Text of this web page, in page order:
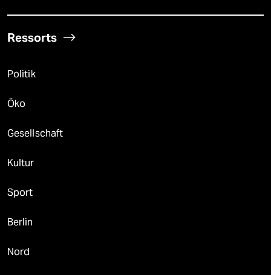
Ressorts
Politik
Öko
Gesellschaft
Kultur
Sport
Berlin
Nord